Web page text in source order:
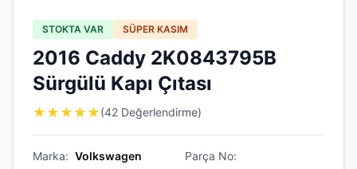
STOKTA VAR SÜPER KASIM
2016 Caddy 2K0843795B
Sürgülü Kapı Çıtası
★ ★ ★ ★ ★(42 Değerlendirme)
Marka: Volkswagen Parça No: